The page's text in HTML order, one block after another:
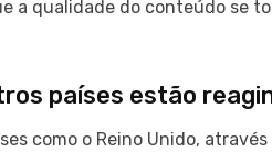
a qualidade do conteúdo se
países estão
como o Reino Unido, através